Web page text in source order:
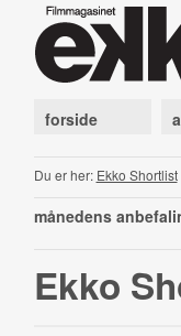
forside
Du er her: Ekko Shortlist
månedens
Ekko